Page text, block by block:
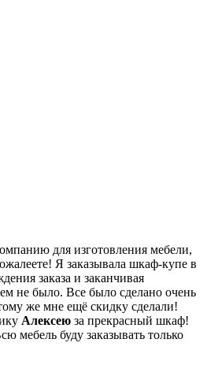
для изготовления мебели,
Я заказывала шкаф-купе в
заказа и заканчивая
не было. Все было сделано очень
же мне ещё скидку сделали!
Алексею за прекрасный шкаф!
мебель буду заказывать только